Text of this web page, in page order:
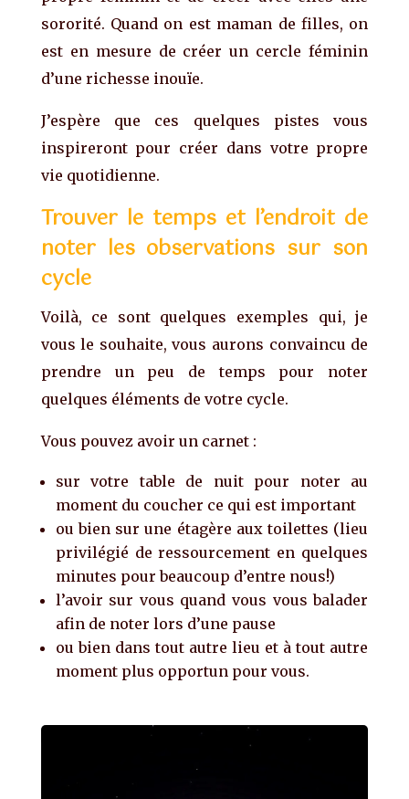
sororité. Quand on est maman de filles, on
est en mesure de créer un cercle féminin
d’une richesse inouïe.
J’espère que ces quelques pistes vous
inspireront pour créer dans votre propre
vie quotidienne.
Trouver le temps et l’endroit de
noter les observations sur son
cycle
Voilà, ce sont quelques exemples qui, je
vous le souhaite, vous aurons convaincu de
prendre un peu de temps pour noter
quelques éléments de votre cycle.
Vous pouvez avoir un carnet :
sur votre table de nuit pour noter au
moment du coucher ce qui est important
ou bien sur une étagère aux toilettes (lieu
privilégié de ressourcement en quelques
minutes pour beaucoup d’entre nous!)
l’avoir sur vous quand vous vous balader
afin de noter lors d’une pause
ou bien dans tout autre lieu et à tout autre
moment plus opportun pour vous.